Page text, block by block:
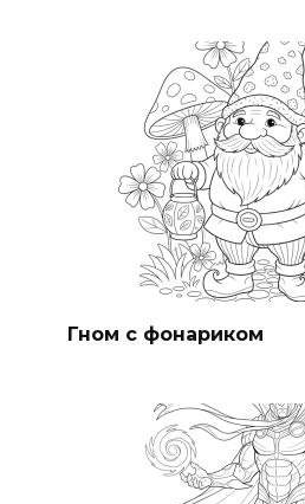
Гном с фонариком